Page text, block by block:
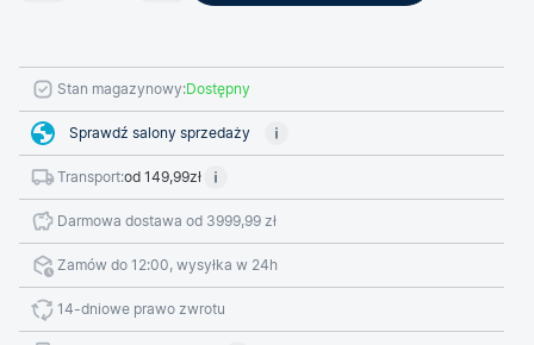
Stan magazynowy:Dostępny
Sprawdź salony sprzedaży
Transport:od 149,99zł
Darmowa dostawa od 3999,99 zł
Zamów do 12:00, wysyłka w 24h
14-dniowe prawo zwrotu